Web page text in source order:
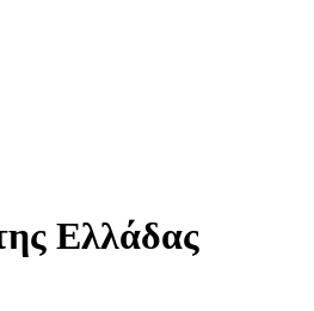
Ελλάδας